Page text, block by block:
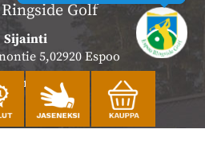
Golf
Sijainti
5,02920 Espoo
sijainti kartalla